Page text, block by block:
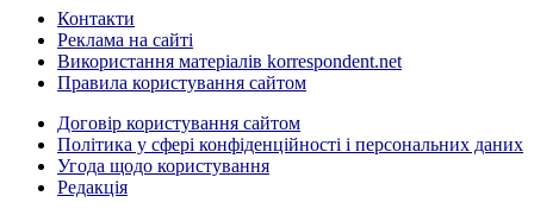
Контакти
Реклама на сайті
Використання матеріалів korrespondent.net
Правила користування сайтом
Договір користування сайтом
Політика у сфері конфіденційності і персональних даних
Угода щодо користування
Редакція